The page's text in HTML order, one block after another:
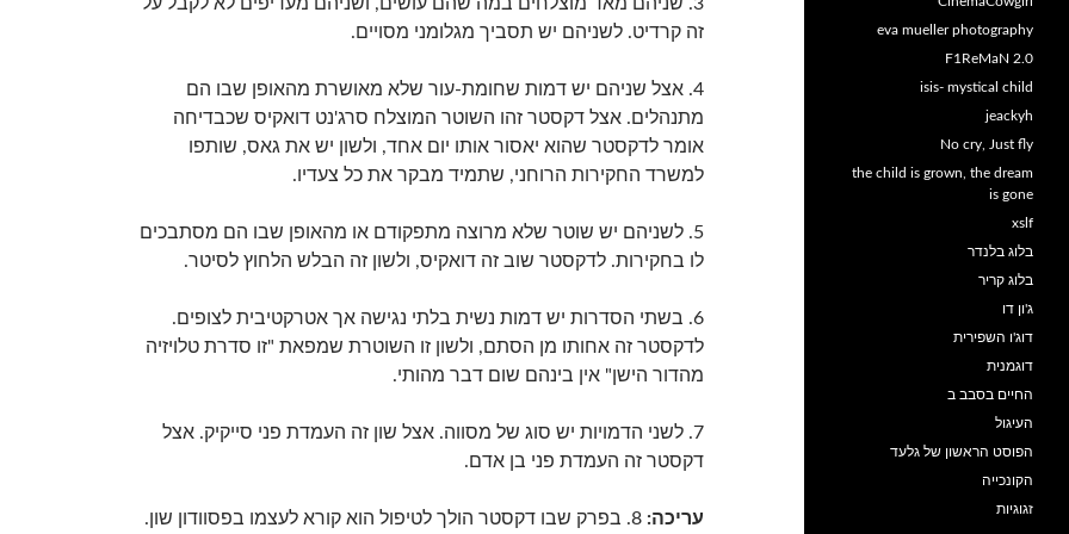
זה קרדיט. לשניהם יש תסביך מגלומני מסויים.
4. אצל שניהם יש דמות שחומת-עור שלא מאושרת מהאופן שבו הם
מתנהלים. אצל דקסטר זהו השוטר המוצלח סרג'נט דואקיס שכבדיחה
אומר לדקסטר שהוא יאסור אותו יום אחד, ולשון יש את גאס, שותפו
למשרד החקירות הרוחני, שתמיד מבקר את כל צעדיו.
5. לשניהם יש שוטר שלא מרוצה מתפקודם או מהאופן שבו הם מסתבכים
לו בחקירות. לדקסטר שוב זה דואקיס, ולשון זה הבלש הלחוץ לסיטר.
6. בשתי הסדרות יש דמות נשית בלתי נגישה אך אטרקטיבית לצופים.
לדקסטר זה אחותו מן הסתם, ולשון זו השוטרת שמפאת "זו סדרת טלויזיה
מהדור הישן" אין בינהם שום דבר מהותי.
7. לשני הדמויות יש סוג של מסווה. אצל שון זה העמדת פני סייקיק. אצל
דקסטר זה העמדת פני בן אדם.
עריכה: 8. בפרק שבו דקסטר הולך לטיפול הוא קורא לעצמו בפסוודון שון.
eva mueller photography
F1ReMaN 2.0
isis- mystical child
jeackyh
No cry, Just fly
the child is grown, the dream
is gone
xslf
בלוג בלנדר
בלוג קריר
ג'ון דו
דוג'ו השפירית
דוגמנית
החיים בסבב ב
העיגול
הפוסט הראשון של גלעד
הקונכייה
זגוגיות